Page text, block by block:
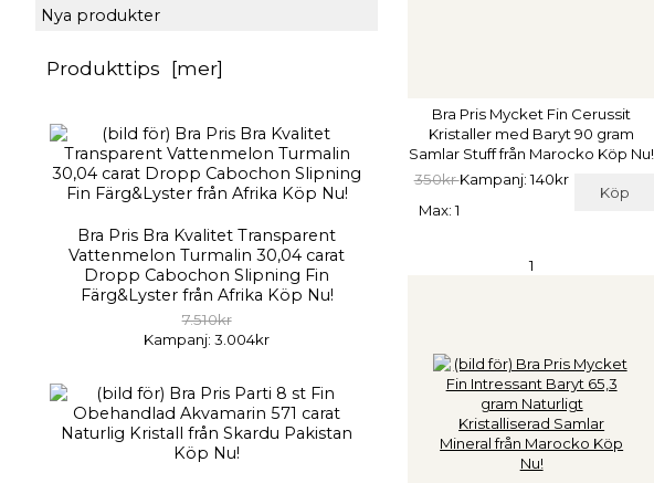
Nya produkter
Produkttips [mer]
Bra Pris Bra Kvalitet Transparent
Vattenmelon Turmalin 30,04 carat
Dropp Cabochon Slipning Fin
Färg&Lyster från Afrika Köp Nu!
7.510kr
Kampanj: 3.004kr
Bra Pris Mycket Fin Cerussit
Kristaller med Baryt 90 gram
Samlar Stuff från Marocko Köp Nu!
350krKampanj: 140kr
Köp
Max: 1
1